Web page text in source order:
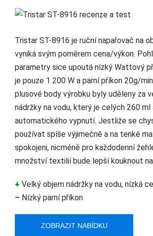
Tristar ST-8916 je ruční napařovač na
vyniká svým poměrem cena/výkon.
parametry sice upoutá nízký Wattový
je pouze 1 200 W a parní příkon 20g/
plusové body výrobku byly uděleny za
nádržky na vodu, který je celých 260 ml
automatického vypnutí. Jestliže se
používat spíše výjimečně a na tenké
spokojeni, nicméně pro každodenní
množství textilií bude lepší kouknout na
+ Velký objem nádržky na vodu, nízká
– Nízký parní příkon
ZOBRAZIT NABÍDKU